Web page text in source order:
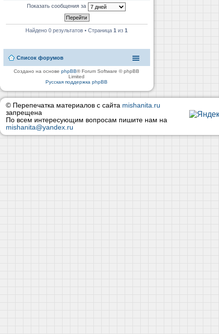
Показать сообщения за
Найдено 0 результатов • Страница1 из1
Список форумов
Создано на основеphpBB® Forum Software © phpBB
Limited
Русская поддержка phpBB
© Перепечатка материалов с сайта mishanita.ru
запрещена
По всем интересующим вопросам пишите нам на
mishanita@yandex.ru